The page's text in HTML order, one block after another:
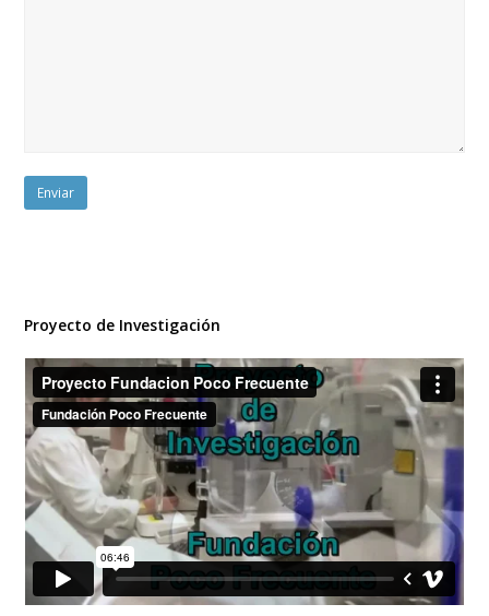
Proyecto de Investigación